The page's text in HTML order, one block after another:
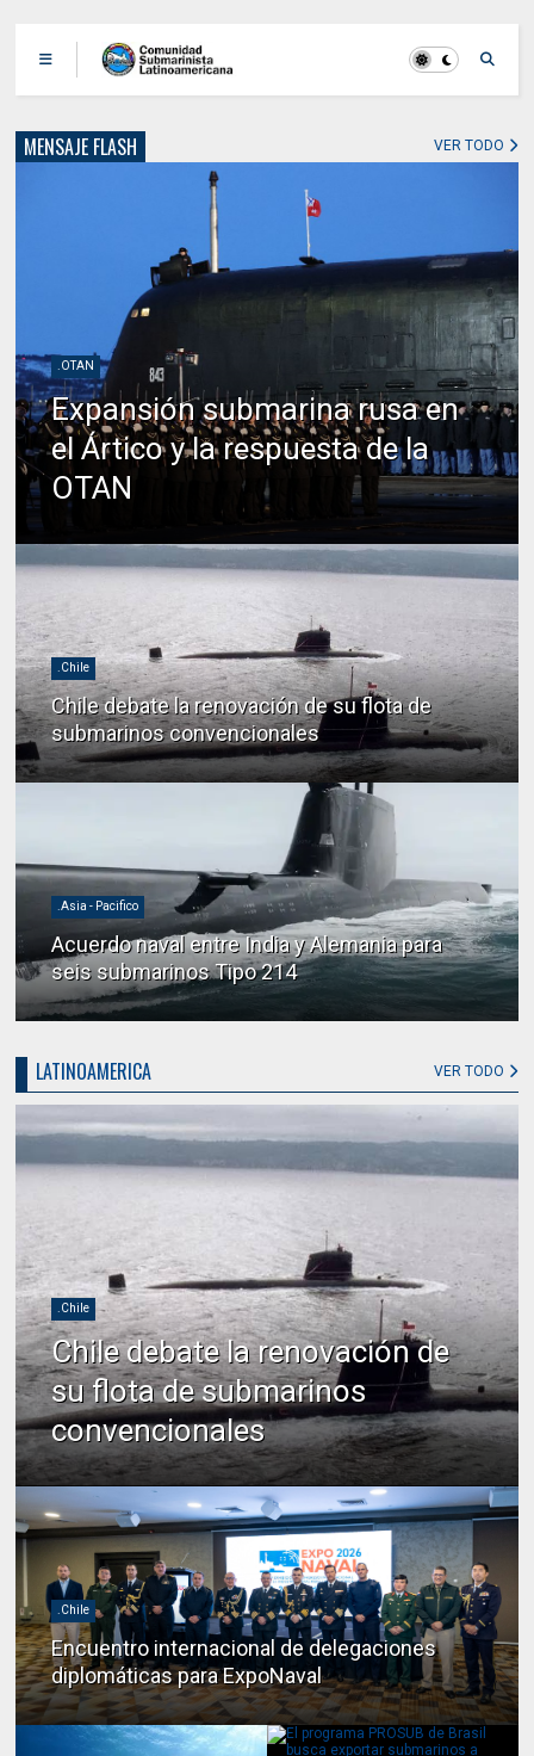
MENSAJE FLASH VER TODO
.OTAN
Expansión submarina rusa en
el Ártico y la respuesta de la
OTAN
.Chile
Chile debate la renovación de su flota de
submarinos convencionales
.Asia - Pacifico
Acuerdo naval entre India y Alemania para
seis submarinos Tipo 214
LATINOAMERICA VER TODO
.Chile
Chile debate la renovación de
su flota de submarinos
convencionales
.Chile
Encuentro internacional de delegaciones
diplomáticas para ExpoNaval